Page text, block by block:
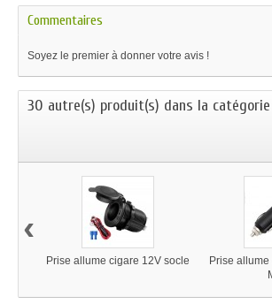
Commentaires
Soyez le premier à donner votre avis !
30 autre(s) produit(s) dans la
Prise allume cigare 12V socle
Prise
‹